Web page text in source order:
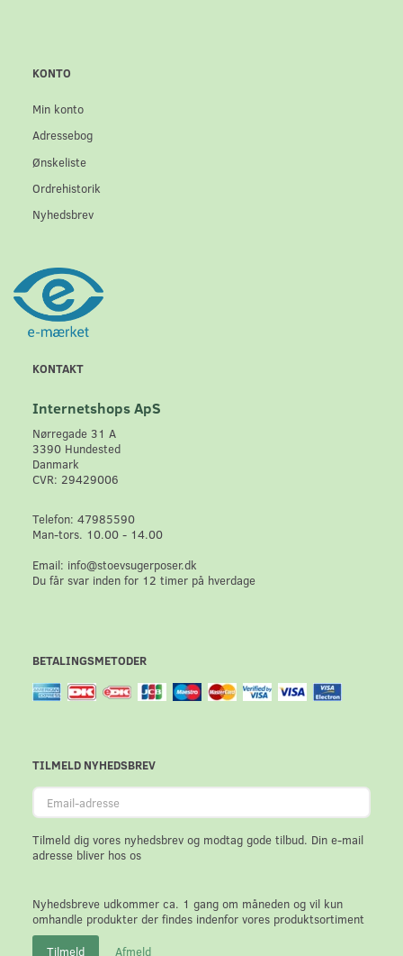
KONTO
Min konto
Adressebog
Ønskeliste
Ordrehistorik
Nyhedsbrev
KONTAKT
Internetshops ApS
Nørregade 31 A
3390 Hundested
Danmark
CVR: 29429006
Telefon: 47985590
Man-tors. 10.00 - 14.00
Email: info@stoevsugerposer.dk
Du får svar inden for 12 timer på hverdage
BETALINGSMETODER
TILMELD NYHEDSBREV
Email-
adresse
Tilmeld dig vores nyhedsbrev og modtag gode tilbud. Din e-mail
adresse bliver hos os
Nyhedsbreve udkommer ca. 1 gang om måneden og vil kun
omhandle produkter der findes indenfor vores produktsortiment
Tilmeld Afmeld